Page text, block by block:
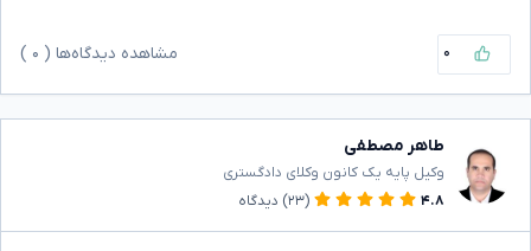
۰ مشاهده دیدگاه‌ها ( ۰
طاهر مصطفی
وکیل پایه یک کانون وکلای دادگستری
۴.۸
(۲۳) دیدگاه